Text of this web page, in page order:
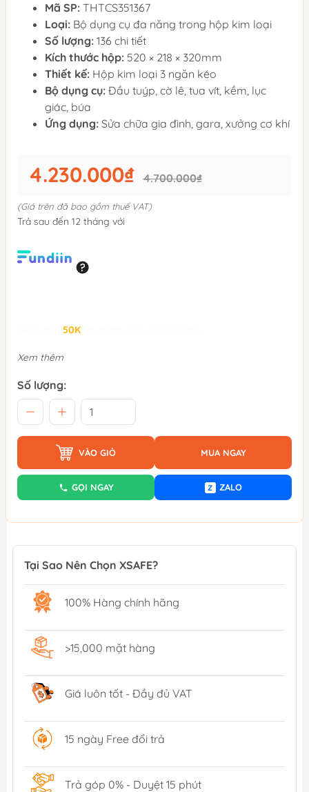
Mã SP: THTCS351367
Loại: Bộ dụng cụ đa năng trong hộp kim loại
Số lượng: 136 chi tiết
Kích thước hộp: 520 × 218 × 320mm
Thiết kế: Hộp kim loại 3 ngăn kéo
Bộ dụng cụ: Đầu tuýp, cờ lê, tua vít, kềm, lục
giác, búa
Ứng dụng: Sửa chữa gia đình, gara, xưởng cơ khí
4.230.000₫ 4.700.000₫
(Giá trên đã bao gồm thuế VAT)
Trả sau đến 12 tháng với
50K
Xem thêm
Số lượng:
VÀO GIỎ MUA NGAY
GỌI NGAY Z ZALO
Tại Sao Nên Chọn XSAFE?
100% Hàng chính hãng
>15,000 mặt hàng
Giá luôn tốt - Đầy đủ VAT
15 ngày Free đổi trả
Trả góp 0% - Duyệt 15 phút